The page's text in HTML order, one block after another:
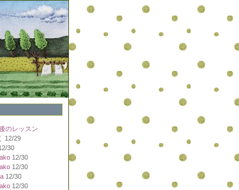
のレッスン
12/29
30
12/30
12/30
12/30
12/30